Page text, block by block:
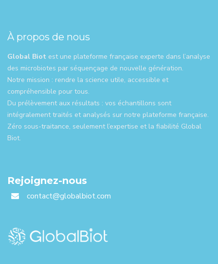
À propos de nous
Global Biot est une plateforme française experte dans l’analyse
des microbiotes par séquençage de nouvelle génération.
Notre mission : rendre la science utile, accessible et
compréhensible pour tous.
Du prélèvement aux résultats : vos échantillons sont
intégralement traités et analysés sur notre plateforme française.
Zéro sous-traitance, seulement l’expertise et la fiabilité Global
Biot.
Rejoignez-nous
contact@globalbiot.com